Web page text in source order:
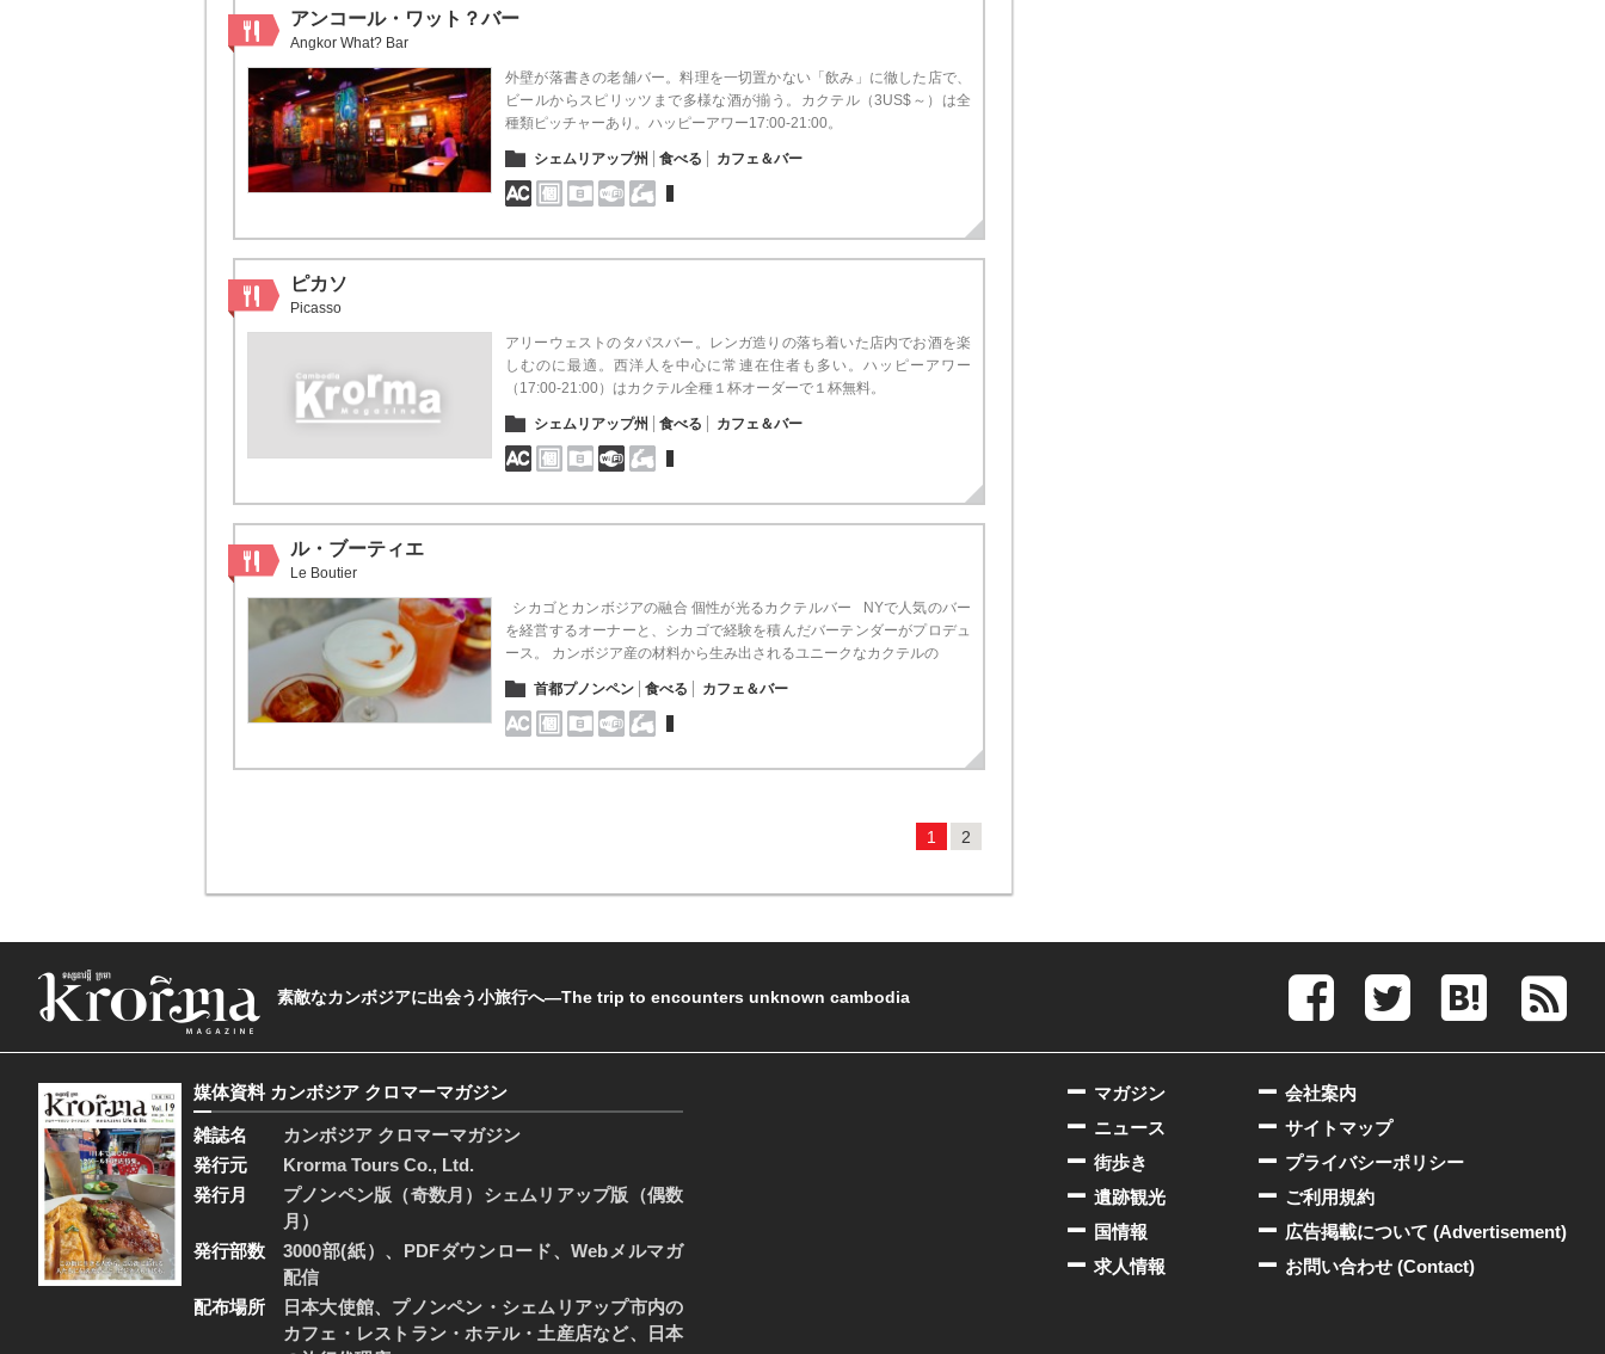
アンコール・ワット？バー
Angkor What? Bar
外壁が落書きの老舗バー。料理を一切置かない「飲み」に徹した店で、
ビールからスピリッツまで多様な酒が揃う。カクテル（3US$～）は全
種類ピッチャーあり。ハッピーアワー17:00-21:00。
シェムリアップ州 食べる カフェ＆バー
ピカソ
Picasso
アリーウェストのタパスバー。レンガ造りの落ち着いた店内でお酒を楽
しむのに最適。西洋人を中心に常連在住者も多い。ハッピーアワー
（17:00-21:00）はカクテル全種１杯オーダーで１杯無料。
シェムリアップ州 食べる カフェ＆バー
ル・ブーティエ
Le Boutier
シカゴとカンボジアの融合 個性が光るカクテルバー NYで人気のバー
を経営するオーナーと、シカゴで経験を積んだバーテンダーがプロデュ
ース。 カンボジア産の材料から生み出されるユニークなカクテルの
首都プノンペン 食べる カフェ＆バー
1 2
素敵なカンボジアに出会う小旅行へ―The trip to encounters unknown cambodia
媒体資料 カンボジア クロマーマガジン
雑誌名
カンボジア クロマーマガジン
発行元
Krorma Tours Co., Ltd.
発行月
プノンペン版（奇数月）シェムリアップ版（偶数
月）
発行部数
3000部(紙）、PDFダウンロード、Webメルマガ
配信
配布場所
日本大使館、プノンペン・シェムリアップ市内の
カフェ・レストラン・ホテル・土産店など、日本
会社案内
サイトマップ
プライバシーポリシー
ご利用規約
広告掲載について (Advertisement)
お問い合わせ (Contact)
マガジン
ニュース
街歩き
遺跡観光
国情報
求人情報